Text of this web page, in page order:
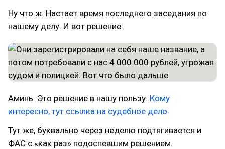
Ну что ж. Настает время последнего заседания по
нашему делу. И вот решение:
Аминь. Это решение в нашу пользу. Кому
интересно, тут ссылка на судебное дело.
Тут же, буквально через неделю подтягивается и
ФАС с «как раз» подоспевшим решением.